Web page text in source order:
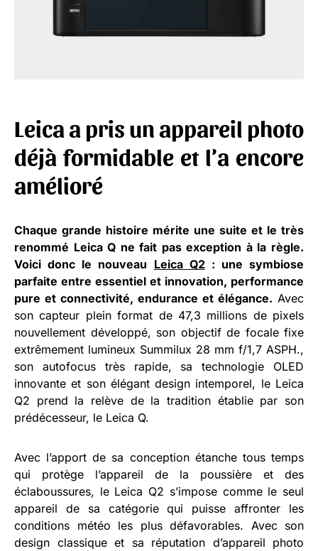
Leica a pris un appareil photo
déjà formidable et l’a encore
amélioré
Chaque grande histoire mérite une suite et le très
renommé Leica Q ne fait pas exception à la règle.
Voici donc le nouveau Leica Q2: une symbiose
parfaite entre essentiel et innovation, performance
pure et connectivité, endurance et élégance. Avec
son capteur plein format de 47,3 millions de pixels
nouvellement développé, son objectif de focale fixe
extrêmement lumineux Summilux 28 mm f/1,7 ASPH.,
son autofocus très rapide, sa technologie OLED
innovante et son élégant design intemporel, le Leica
Q2 prend la relève de la tradition établie par son
prédécesseur, le Leica Q.
Avec l’apport de sa conception étanche tous temps
qui protège l’appareil de la poussière et des
éclaboussures, le Leica Q2 s’impose comme le seul
appareil de sa catégorie qui puisse affronter les
conditions météo les plus défavorables. Avec son
design classique et sa réputation d’appareil photo